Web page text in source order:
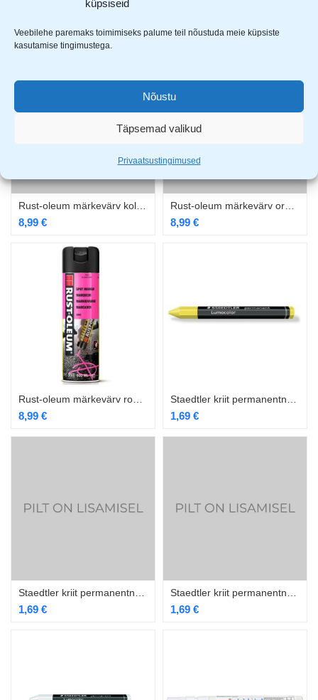
küpsiseid
Veebilehe paremaks toimimiseks palume teil nõustuda meie küpsiste
kasutamise tingimustega.
Nõustu
Täpsemad valikud
Privaatsustingimused
3,49€
1,74€ 12,99€
8,99 € 8,99 €
8,99 € 1,69 €
1,69 € 1,69 €